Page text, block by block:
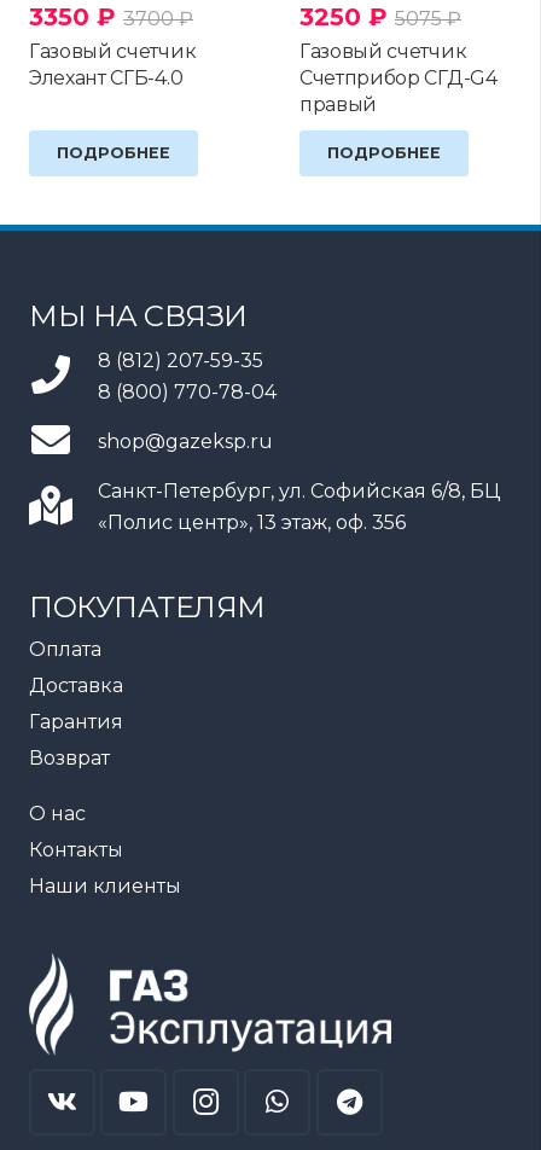
2950₽ 3500₽
Газовый счетчик
Элехант СГБ-1.8
ПОДРОБНЕЕ
2800₽ 3300₽
Газовый счетчик
Счетприбор СГМБ-1.6
ПОДРОБНЕЕ
ПОКУПАТЕЛЯМ
Оплата
Доставка
Гарантия
Возврат
О нас
Контакты
Наши клиенты
МЫ НА СВЯЗИ
8 (812) 207-59-35
8 (800) 770-78-04
shop@gazeksp.ru
Санкт-Петербург, ул. Софийская 6/8, БЦ
«Полис центр», 13 этаж, оф. 356